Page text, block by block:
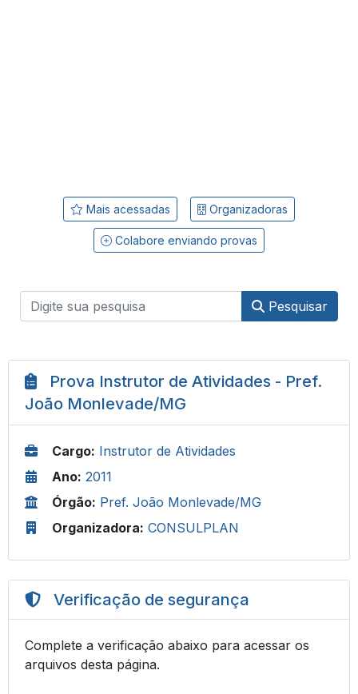
Mais acessadas Organizadoras
Colabore enviando provas
Pesquisar
Prova Instrutor de Atividades - Pref.
João Monlevade/MG
Cargo: Instrutor de Atividades
Ano: 2011
Órgão: Pref. João Monlevade/MG
Organizadora: CONSULPLAN
Verificação de segurança
Complete a verificação abaixo para acessar os
arquivos desta página.